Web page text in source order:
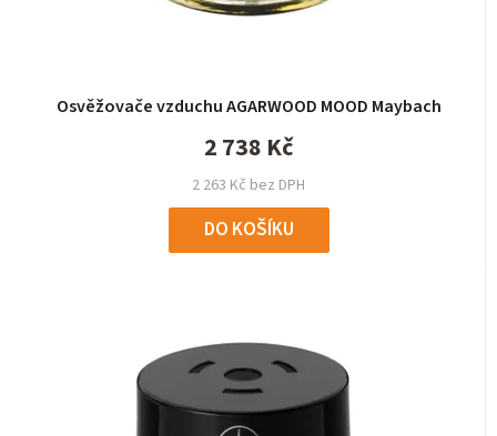
Osvěžovače vzduchu AGARWOOD MOOD Maybach
2 263 Kč bez DPH
2 738 Kč
DO KOŠÍKU